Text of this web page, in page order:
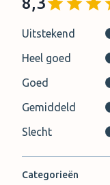
Uitstekend
Heel goed
Goed
Gemiddeld
Slecht
Categorieën